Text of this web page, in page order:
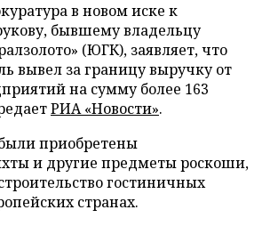
в новом иске к
бывшему владельцу
(ЮГК), заявляет, что
вывел за границу выручку от
на сумму более 163
РИА «Новости».
приобретены
и другие предметы роскоши,
гостиничных
странах.